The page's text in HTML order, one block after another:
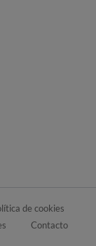
de cookies
Contacto